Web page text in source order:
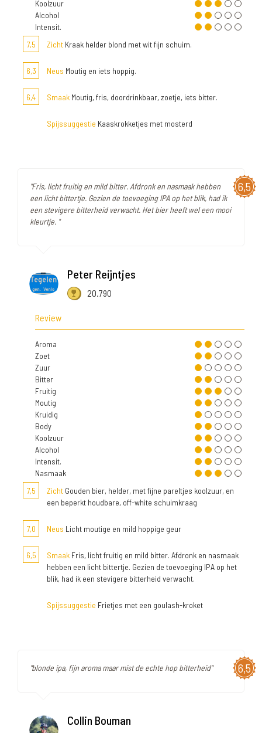
Koolzuur
Alcohol
Intensit.
7,5
Zicht Kraak helder blond met wit fijn schuim.
6,3 Neus Moutig en iets hoppig.
6,4 Smaak Moutig, fris, doordrinkbaar, zoetje, iets bitter.
Spijssuggestie Kaaskrokketjes met mosterd
6,5
"Fris, licht fruitig en mild bitter. Afdronk en nasmaak hebben
een licht bittertje. Gezien de toevoeging IPA op het blik, had ik
een stevigere bitterheid verwacht. Het bier heeft wel een mooi
kleurtje. "
Peter Reijntjes
20.790
Review
Aroma
Zoet
Zuur
Bitter
Fruitig
Moutig
Kruidig
Body
Koolzuur
Alcohol
Intensit.
Nasmaak
7,5
Zicht Gouden bier, helder, met fijne pareltjes koolzuur, en
een beperkt houdbare, off-white schuimkraag
7,0 Neus Licht moutige en mild hoppige geur
6,5 Smaak Fris, licht fruitig en mild bitter. Afdronk en nasmaak
hebben een licht bittertje. Gezien de toevoeging IPA op het
blik, had ik een stevigere bitterheid verwacht.
Spijssuggestie Frietjes met een goulash-kroket
6,5
"blonde ipa, fijn aroma maar mist de echte hop bitterheid"
Collin Bouman